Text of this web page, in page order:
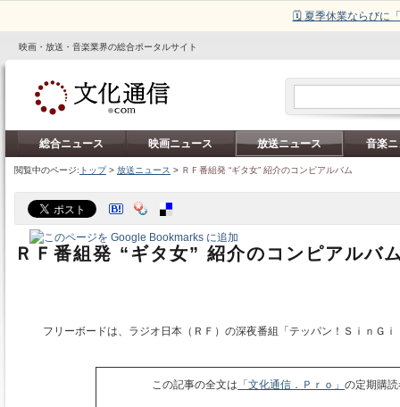
🗓️ 夏季休業ならびに
映画・放送・音楽業界の総合ポータルサイト
総合ニュース 映画ニュース 放送ニュース 音楽
閲覧中のページ: トップ> 放送ニュース > ＲＦ番組発 “ギタ女” 紹介のコンピアルバム
ＲＦ番組発 “ギタ女” 紹介のコンピアルバ
フリーボードは、ラジオ日本（ＲＦ）の深夜番組「テッパン！ＳｉｎＧ
この記事の全文は 「文化通信．Ｐｒｏ」の定期購